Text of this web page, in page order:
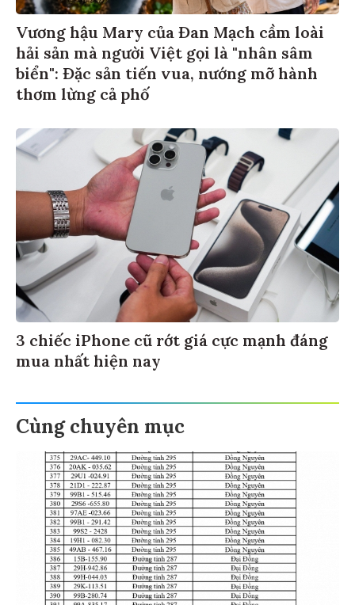
Vương hậu Mary của Đan Mạch cầm loài
hải sản mà người Việt gọi là "nhân sâm
biển": Đặc sản tiến vua, nướng mỡ hành
thơm lừng cả phố
3 chiếc iPhone cũ rớt giá cực mạnh đáng
mua nhất hiện nay
Cùng chuyên mục